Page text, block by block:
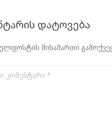
დატოვება
მისამართი